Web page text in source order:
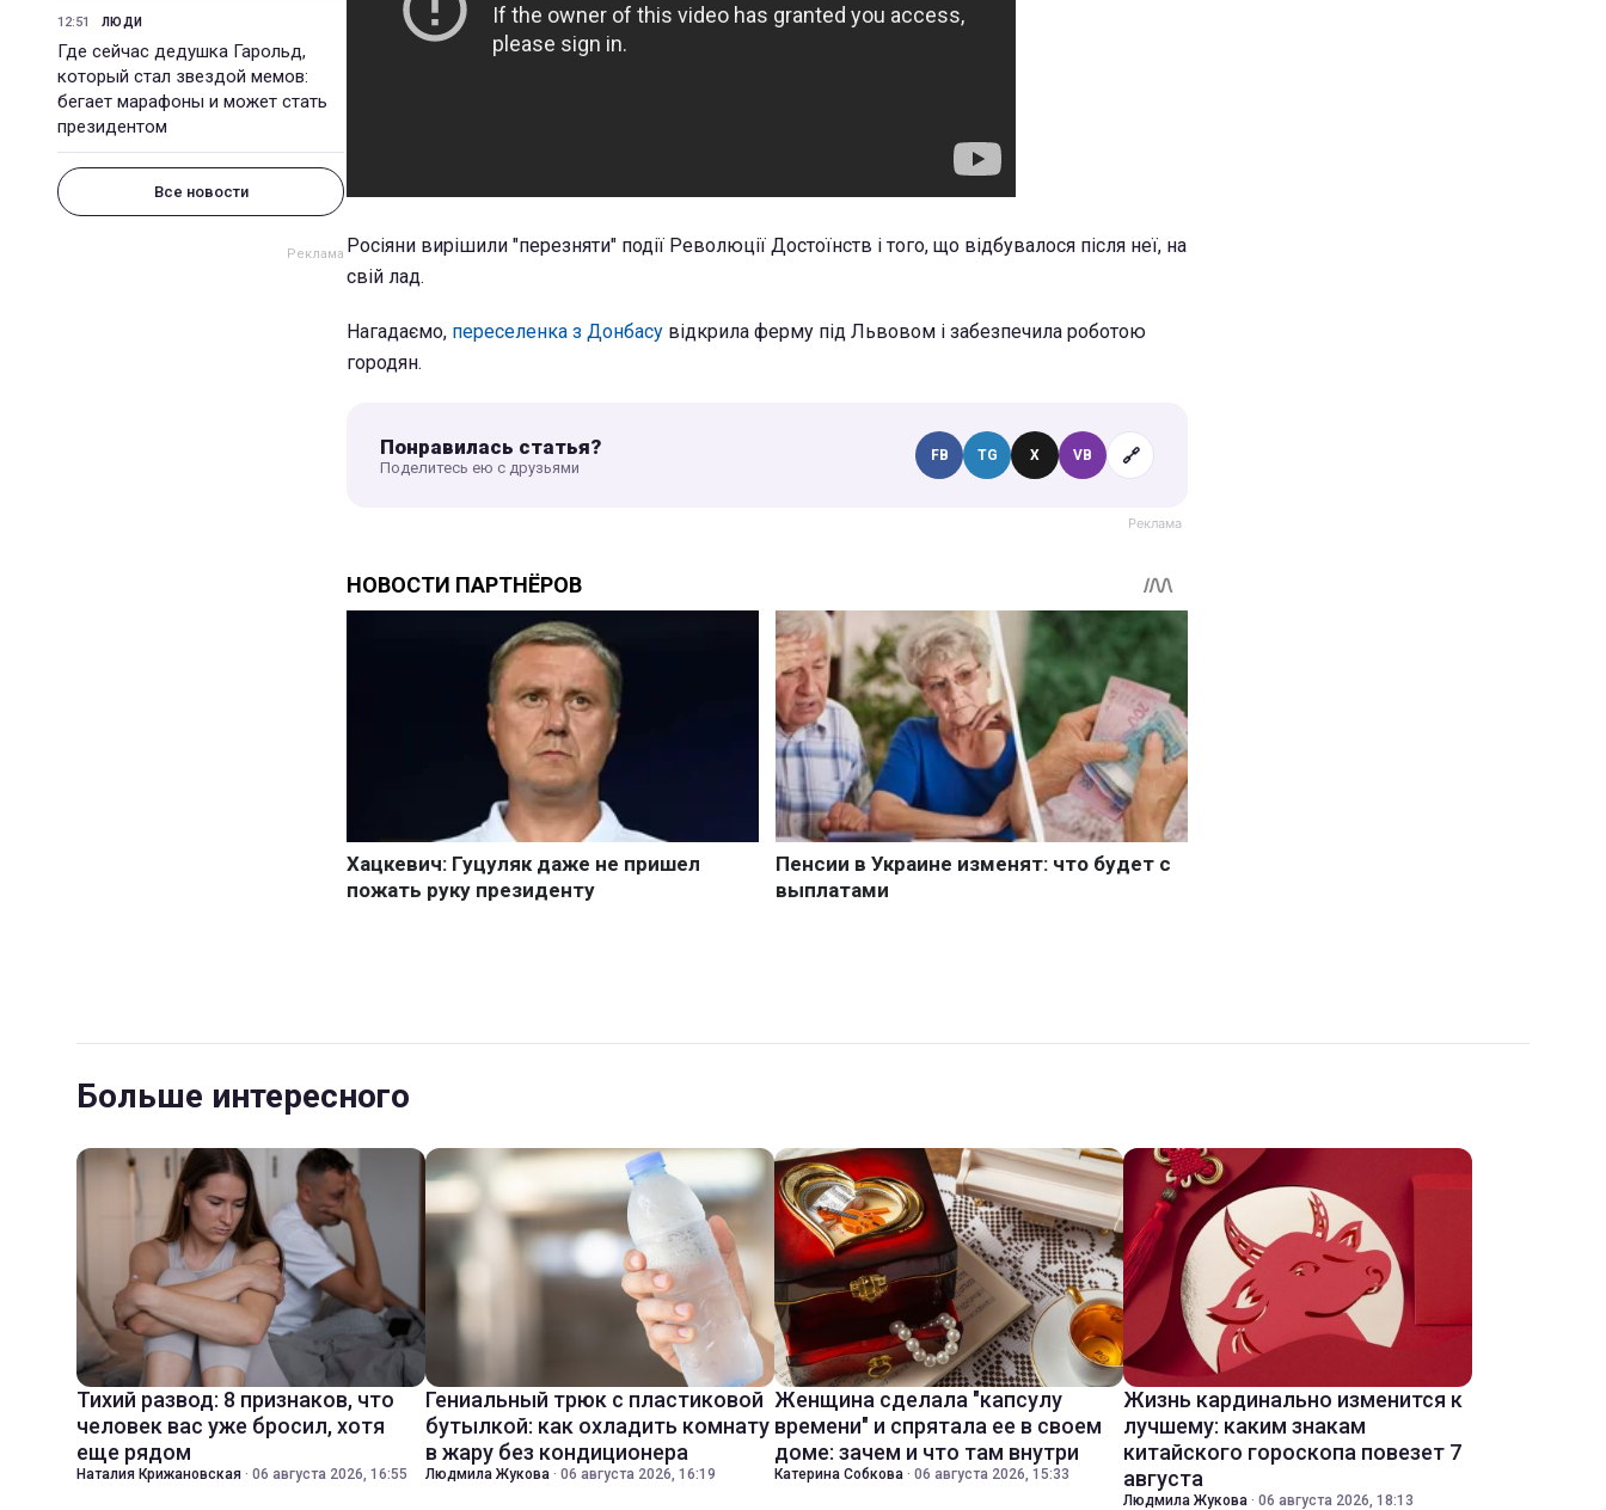
12:51 ЛЮДИ
Где сейчас дедушка Гарольд,
который стал звездой мемов:
бегает марафоны и может стать
президентом
Все новости
Росіяни вирішили "перезняти" події Революції Достоїнств і того, що відбувалося після неї, на
свій лад.
Нагадаємо, переселенка з Донбасу відкрила ферму під Львовом і забезпечила роботою
городян.
Понравилась статья?
Поделитесь ею с друзьями
FB TG X VB 🔗
Больше интересного
Тихий развод: 8 признаков, что
человек вас уже бросил, хотя
еще рядом
Наталия Крижановская · 06 августа 2026, 16:55
Гениальный трюк с пластиковой
бутылкой: как охладить комнату
в жару без кондиционера
Людмила Жукова · 06 августа 2026, 16:19
Женщина сделала "капсулу
времени" и спрятала ее в своем
доме: зачем и что там внутри
Катерина Собкова · 06 августа 2026, 15:33
Жизнь кардинально изменится к
лучшему: каким знакам
китайского гороскопа повезет 7
августа
Людмила Жукова · 06 августа 2026, 18:13